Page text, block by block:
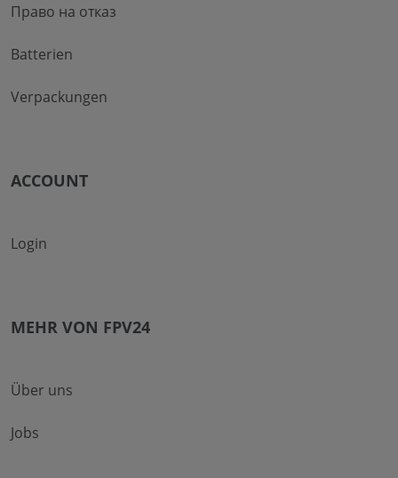
Право на отказ
Batterien
Verpackungen
ACCOUNT
Login
MEHR VON FPV24
Über uns
Jobs